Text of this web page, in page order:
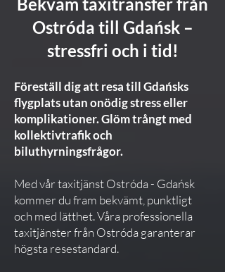
Ostróda till Gdańsk –
stressfri och i tid!
Föreställ dig att resa till Gdańsks
flygplats utan onödig stress eller
komplikationer. Glöm trångt med
kollektivtrafik och
biluthyrningsfrågor.
Med vår taxitjänst Ostróda - Gdańsk
kommer du fram bekvämt, punktligt
och med lätthet. Våra professionella
taxitjänster från Ostróda garanterar
högsta resestandard.